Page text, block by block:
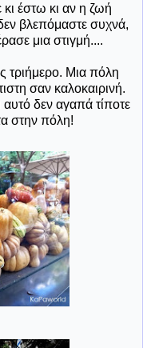
έστω κι αν η ζωή
βλεπόμαστε συχνά,
μια στιγμή....
τριήμερο. Μια πόλη
σαν καλοκαιρινή.
δεν αγαπά τίποτε
στην πόλη!